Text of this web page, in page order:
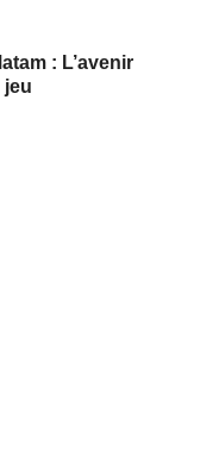
: L’avenir
jeu